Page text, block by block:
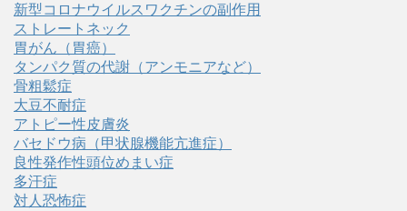
新型コロナウイルスワクチンの副作用
ストレートネック
胃がん（胃癌）
タンパク質の代謝（アンモニアなど）
骨粗鬆症
大豆不耐症
アトピー性皮膚炎
バセドウ病（甲状腺機能亢進症）
良性発作性頭位めまい症
多汗症
対人恐怖症